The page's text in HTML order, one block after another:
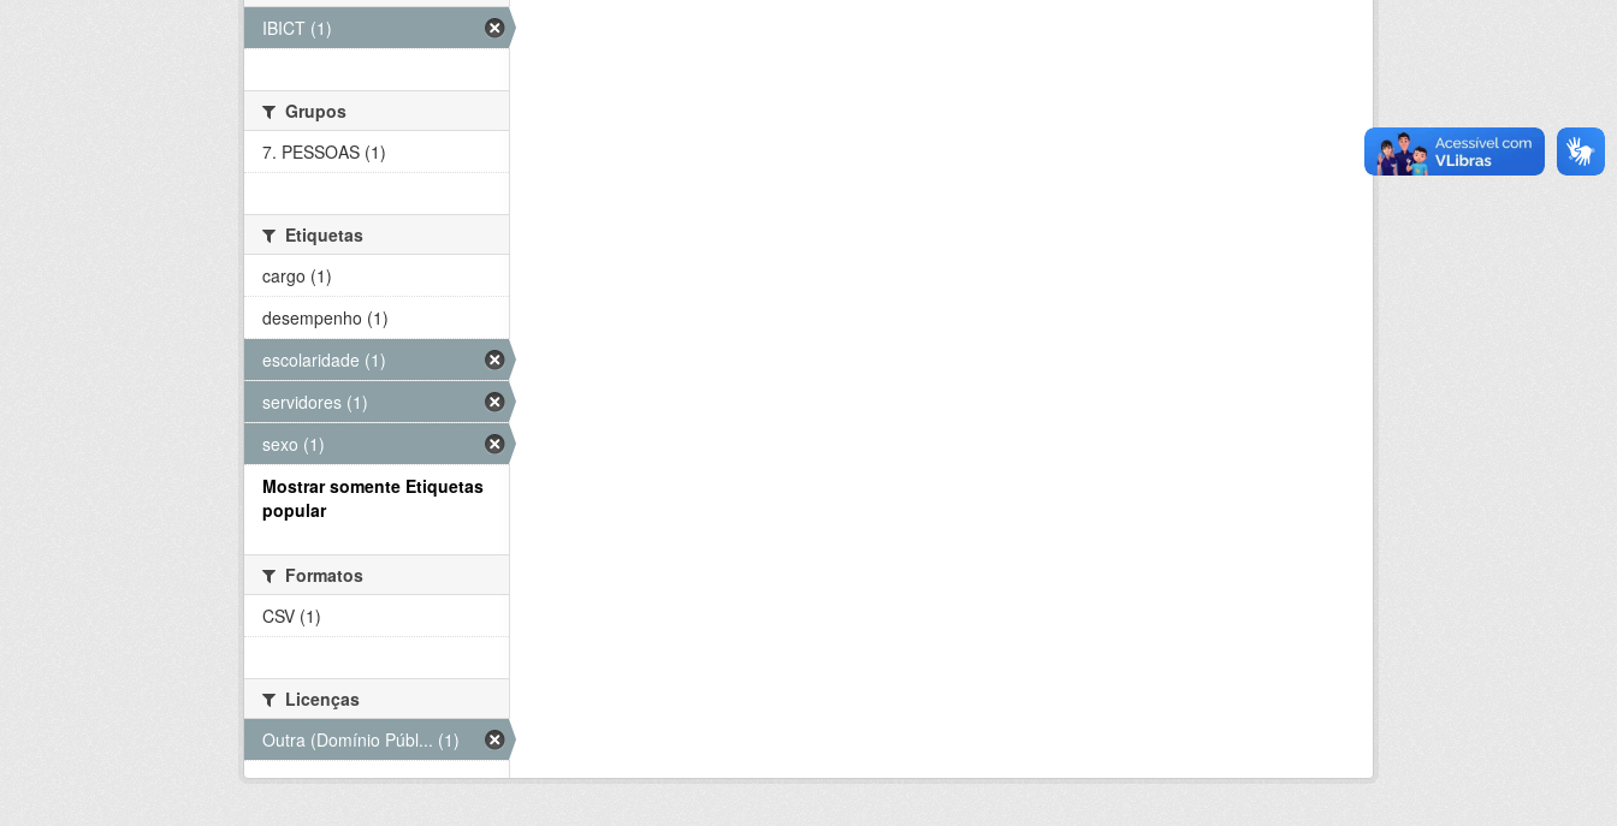
IBICT (1)
Grupos
7. PESSOAS (1)
Etiquetas
cargo (1)
desempenho (1)
escolaridade (1)
servidores (1)
sexo (1)
Mostrar somente Etiquetas
popular
Formatos
CSV (1)
Licenças
Outra (Domínio Públ... (1)